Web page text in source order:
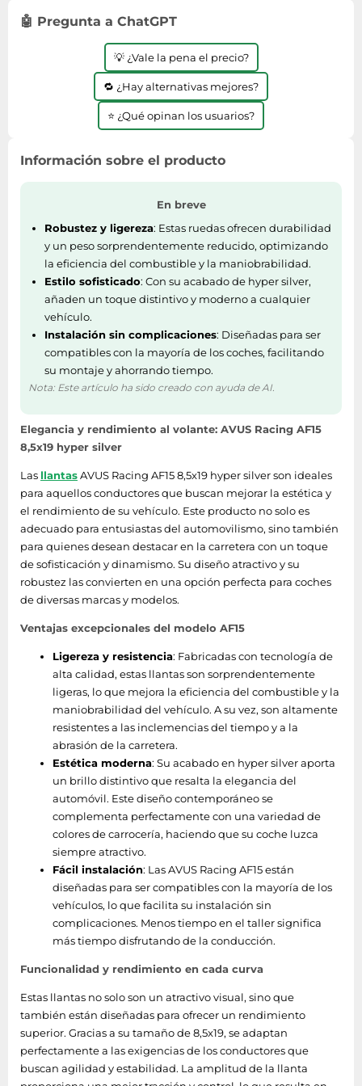
Ropa deportiva y outdoor
Tiendas de campaña
Zapatillas de tenis
Zapatillas deportivas
Perfumes de mujer
Perfumes unisex
Placer y anticoncepción
Productos de higiene corporal
Productos para baño y ducha
Termómetros clínicos
Tratamientos faciales
Media
Monitores y pantallas ordenador
Máquinas de afeitar
Ordenadores portátiles
Secadoras
Sonido y alta fidelidad
TV, vídeo y DVD
Tablets
Telecomunicaciones
Televisores
Vehículos a escala
Relojes
Relojes de pulsera
Tejer y crochet
Zapatillas de atletismo
Zapatos
🤖 Pregunta a ChatGPT
💡 ¿Vale la pena el precio?
🔁 ¿Hay alternativas mejores?
⭐ ¿Qué opinan los usuarios?
Información sobre el producto
En breve
Robustez y ligereza: Estas ruedas ofrecen durabilidad
y un peso sorprendentemente reducido, optimizando
la eficiencia del combustible y la maniobrabilidad.
Estilo sofisticado: Con su acabado de hyper silver,
añaden un toque distintivo y moderno a cualquier
vehículo.
Instalación sin complicaciones: Diseñadas para ser
compatibles con la mayoría de los coches, facilitando
su montaje y ahorrando tiempo.
Nota: Este artículo ha sido creado con ayuda de AI.
Elegancia y rendimiento al volante: AVUS Racing AF15
8,5x19 hyper silver
Las llantasAVUS Racing AF15 8,5x19 hyper silver son ideales
para aquellos conductores que buscan mejorar la estética y
el rendimiento de su vehículo. Este producto no solo es
adecuado para entusiastas del automovilismo, sino también
para quienes desean destacar en la carretera con un toque
de sofisticación y dinamismo. Su diseño atractivo y su
robustez las convierten en una opción perfecta para coches
de diversas marcas y modelos.
Ventajas excepcionales del modelo AF15
Ligereza y resistencia: Fabricadas con tecnología de
alta calidad, estas llantas son sorprendentemente
ligeras, lo que mejora la eficiencia del combustible y la
maniobrabilidad del vehículo. A su vez, son altamente
resistentes a las inclemencias del tiempo y a la
abrasión de la carretera.
Estética moderna: Su acabado en hyper silver aporta
un brillo distintivo que resalta la elegancia del
automóvil. Este diseño contemporáneo se
complementa perfectamente con una variedad de
colores de carrocería, haciendo que su coche luzca
siempre atractivo.
Fácil instalación: Las AVUS Racing AF15 están
diseñadas para ser compatibles con la mayoría de los
vehículos, lo que facilita su instalación sin
complicaciones. Menos tiempo en el taller significa
más tiempo disfrutando de la conducción.
Funcionalidad y rendimiento en cada curva
Estas llantas no solo son un atractivo visual, sino que
también están diseñadas para ofrecer un rendimiento
superior. Gracias a su tamaño de 8,5x19, se adaptan
perfectamente a las exigencias de los conductores que
buscan agilidad y estabilidad. La amplitud de la llanta